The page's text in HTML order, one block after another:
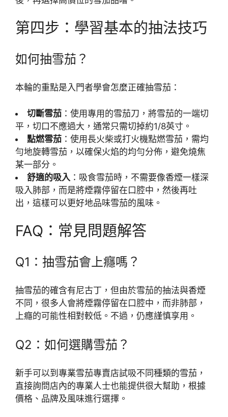
第四步：學習基本的抽法技巧
如何抽雪茄？
本輪的重點是入門者學會怎麼正確抽雪茄：
切斷雪茄 ：使用專用的雪茄刀，將雪茄的一端切
平，切口不應過大，通常只需切掉約1/8英寸。
點燃雪茄 ：使用長火柴或打火機點燃雪茄，需均
勻地旋轉雪茄，以確保火焰的均勻分佈，避免燒焦
某一部分。
舒適的吸入 ：吸食雪茄時，不需要像香煙一樣深
吸入肺部，而是將煙霧停留在口腔中，然後再吐
出，這樣可以更好地品味雪茄的風味。
FAQ：常見問題解答
Q1：抽雪茄會上癮嗎？
抽雪茄的確含有尼古丁，但由於雪茄的抽法與香煙
不同，很多人會將煙霧停留在口腔中，而非肺部，
上癮的可能性相對較低。不過，仍應謹慎享用。
Q2：如何選購雪茄？
新手可以到專業雪茄專賣店試吸不同種類的雪茄，
直接詢問店內的專業人士也能提供很大幫助，根據
價格、品牌及風味進行選擇。